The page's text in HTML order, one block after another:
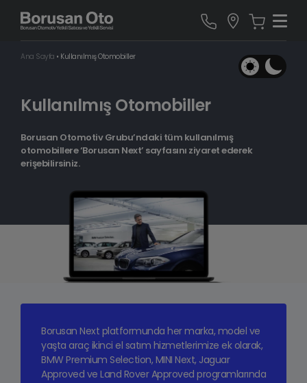
Ana Sayfa • Kullanılmış Otomobiller
Kullanılmış Otomobiller
Borusan Otomotiv Grubu’ndaki tüm kullanılmış
otomobillere ‘Borusan Next’ sayfasını ziyaret ederek
erişebilirsiniz.
Borusan Next platformunda her marka, model ve
yaşta araç ikinci el satım hizmetlerimize ek olarak,
BMW Premium Selection, MINI Next, Jaguar
Approved ve Land Rover Approved programlarında